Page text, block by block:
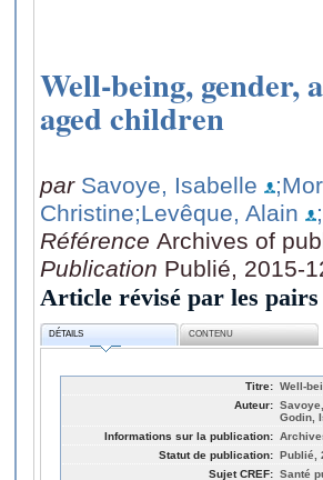
Well-being, gender,
aged children
par Savoye, Isabelle
Christine;Levêque, Alain
Référence Archives of
Publication Publié, 2015-
Article révisé par les pairs
DÉTAILS CONTENU
Titre: Well-
Auteur:
Godin,
Informations sur la publication:
Statut de publication: Publié,
Sujet CREF: Santé